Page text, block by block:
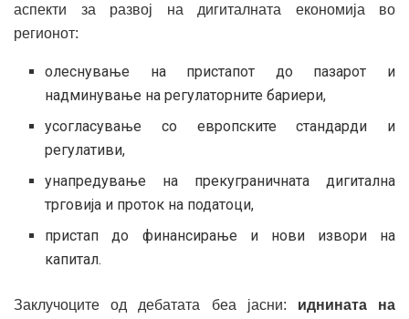
аспекти за развој на дигиталната економија во
регионот:
олеснување на пристапот до пазарот и
надминување на регулаторните бариери,
усогласување со европските стандарди и
регулативи,
унапредување на прекуграничната дигитална
трговија и проток на податоци,
пристап до финансирање и нови извори на
капитал.
Заклучоците од дебатата беа јасни: иднината на